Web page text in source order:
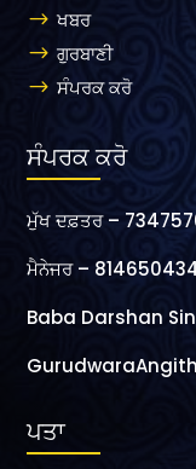
$ ਖਬਰ
$ ਗੁਰਬਾਣੀ
$ ਸੰਪਰਕ ਕਰੋ
ਸੰਪਰਕ ਕਰੋ
ਮੁੱਖ ਦਫ਼ਤਰ –
ਮੈਨੇਜਰ –
Baba Darshan
ਪਤਾ